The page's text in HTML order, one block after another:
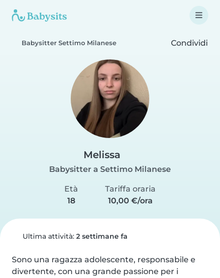
Babysitter Settimo Milanese Condividi
Melissa
Babysitter a Settimo Milanese
Età
18
Tariffa oraria
10,00 €/ora
Ultima attività: 2 settimane fa
Sono una ragazza adolescente, responsabile e
divertente, con una grande passione per i